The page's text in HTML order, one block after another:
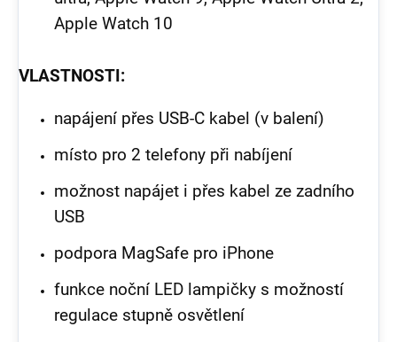
Apple Watch 10
VLASTNOSTI:
napájení přes USB-C kabel (v balení)
místo pro 2 telefony při nabíjení
možnost napájet i přes kabel ze zadního
USB
podpora MagSafe pro iPhone
funkce noční LED lampičky s možností
regulace stupně osvětlení